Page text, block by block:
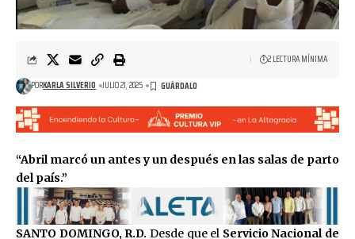
PORKARLA SILVERIO JULIO 21, 2025
2 LECTURA MÍNIMA
“Abril marcó un antes y un después en las salas de parto
del país.”
SANTO DOMINGO, R.D. Desde que el Servicio Nacional de